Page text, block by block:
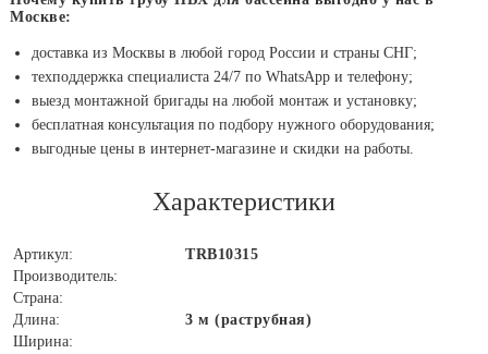
Москве:
доставка из Москвы в любой город России и страны СНГ;
техподдержка специалиста 24/7 по WhatsApp и телефону;
выезд монтажной бригады на любой монтаж и установку;
бесплатная консультация по подбору нужного оборудования;
выгодные цены в интернет-магазине и скидки на работы.
Характеристики
Артикул:
TRB10315
Производитель:
Страна:
Длина:
3 м (раструбная)
Ширина: